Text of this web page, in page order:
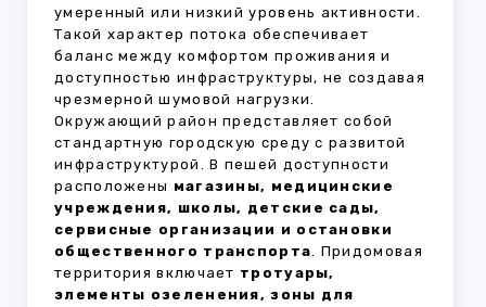
умеренный или низкий уровень активности.
Такой характер потока обеспечивает
баланс между комфортом проживания и
доступностью инфраструктуры, не создавая
чрезмерной шумовой нагрузки.
Окружающий район представляет собой
стандартную городскую среду с развитой
инфраструктурой. В пешей доступности
расположены магазины, медицинские
учреждения, школы, детские сады,
сервисные организации и остановки
общественного транспорта. Придомовая
территория включает тротуары,
элементы озеленения, зоны для